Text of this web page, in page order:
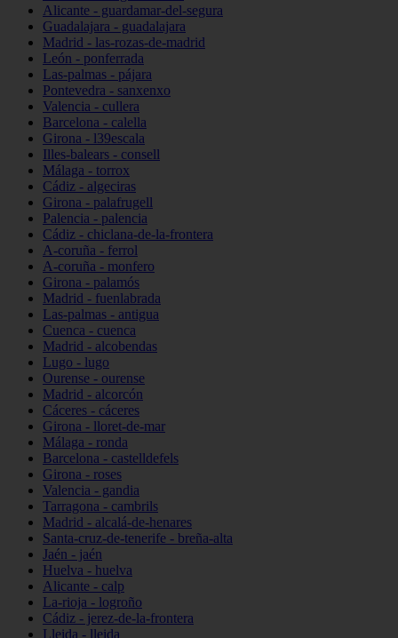
Alicante - guardamar-del-segura
Guadalajara - guadalajara
Madrid - las-rozas-de-madrid
León - ponferrada
Las-palmas - pájara
Pontevedra - sanxenxo
Valencia - cullera
Barcelona - calella
Girona - l39escala
Illes-balears - consell
Málaga - torrox
Cádiz - algeciras
Girona - palafrugell
Palencia - palencia
Cádiz - chiclana-de-la-frontera
A-coruña - ferrol
A-coruña - monfero
Girona - palamós
Madrid - fuenlabrada
Las-palmas - antigua
Cuenca - cuenca
Madrid - alcobendas
Lugo - lugo
Ourense - ourense
Madrid - alcorcón
Cáceres - cáceres
Girona - lloret-de-mar
Málaga - ronda
Barcelona - castelldefels
Girona - roses
Valencia - gandia
Tarragona - cambrils
Madrid - alcalá-de-henares
Santa-cruz-de-tenerife - breña-alta
Jaén - jaén
Huelva - huelva
Alicante - calp
La-rioja - logroño
Cádiz - jerez-de-la-frontera
Lleida - lleida